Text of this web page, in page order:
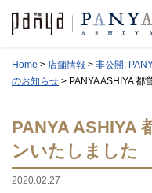
Home > 店舗情報 > 非公開:
のお知らせ > PANYA ASHIYA
PANYA ASHIYA
ンいたしました
2020.02.27